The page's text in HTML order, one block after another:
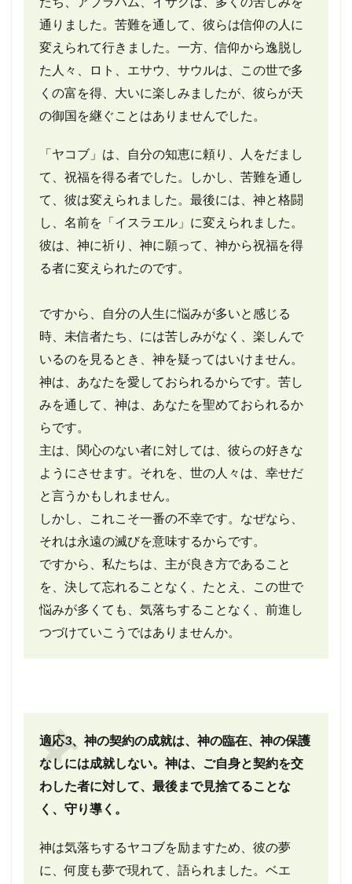
通りました。苦難を通して、彼らは信仰の人に
変えられて行きました。一方、信仰から逸脱し
た人々、ロト、エサウ、サウルは、この世で多
くの富を得、大いに楽しみましたが、彼らが天
の御国を継ぐことはありませんでした。
「ヤコブ」は、自分の知恵に頼り、人をだまし
て、祝福を得る者でした。しかし、苦難を通し
て、彼は変えられました。最後には、神と格闘
し、名前を「イスラエル」に変えられました。
彼は、神に祈り、神に願って、神から祝福を得
る者に変えられたのです。
ですから、自分の人生に悩みが多いと感じる
時、未信者たち、には苦しみがなく、楽しんで
いるのを見るとき、神を疑ってはいけません。
神は、あなたを愛しておられるからです。苦し
みを通して、神は、あなたを聖めておられるか
らです。
主は、関心のない者に対しては、彼らの好きな
ようにさせます。それを、世の人々は、幸せだ
と言うかもしれません。
しかし、これこそ一番の不幸です。なぜなら、
それは永遠の滅びを意味するからです。
ですから、私たちは、主が良き方であること
を、決して忘れることなく、たとえ、この世で
悩みが多くても、気落ちすることなく、前進し
つづけていこうではありませんか。
適応3、神の契約の成就は、神の臨在、神の保護
なしには成就しない。 神は、ご自身と契約を交
わした者に対して、最後まで見捨てることな
く、守り導く。
神は気落ちするヤコブを励ますため、彼の夢
に、何度も夢で現れて、語られました。 ベエ